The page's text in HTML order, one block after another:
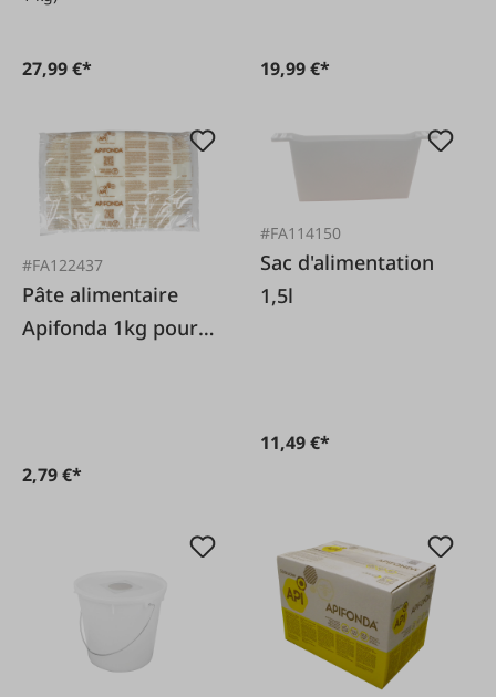
27,99 €* 19,99 €*
#FA122437
Pâte alimentaire
Apifonda 1kg pour
2,79 €*
#FA114150
Sac d'alimentation
1,5l
11,49 €*